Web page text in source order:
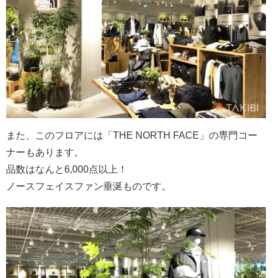
また、このフロアには「THE NORTH FACE」の専門コー
ナーもあります。
品数はなんと6,000点以上！
ノースフェイスファン垂涎ものです。